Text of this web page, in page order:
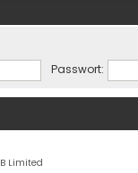
Passwort:
Limited